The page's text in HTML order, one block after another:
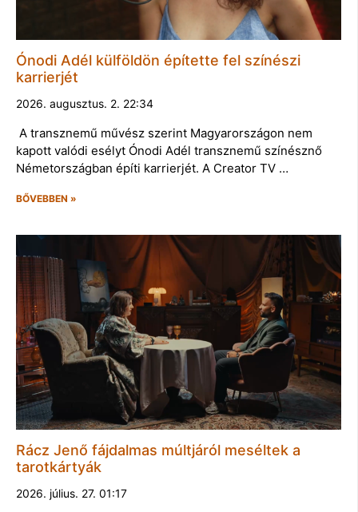
Ónodi Adél külföldön építette fel színészi
karrierjét
2026. augusztus. 2. 22:34
A transznemű művész szerint Magyarországon nem
kapott valódi esélyt Ónodi Adél transznemű színésznő
Németországban építi karrierjét. A Creator TV …
BŐVEBBEN »
Rácz Jenő fájdalmas múltjáról meséltek a
tarotkártyák
2026. július. 27. 01:17